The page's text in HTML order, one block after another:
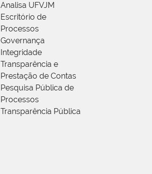
Analisa UFVJM
Escritório de
Processos
Governança
Integridade
Transparência e
Prestação de Contas
Pesquisa Pública de
Processos
Transparência Pública